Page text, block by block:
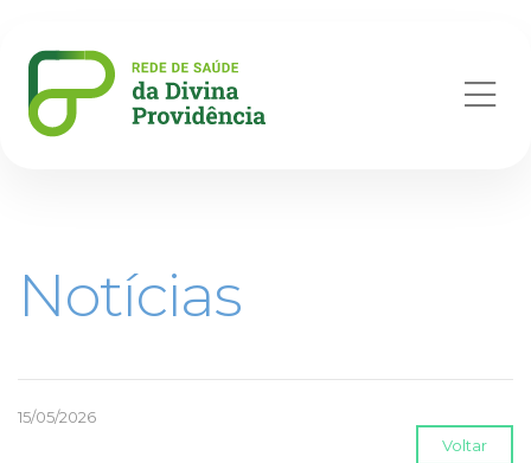
Notícias
15/05/2026
Voltar